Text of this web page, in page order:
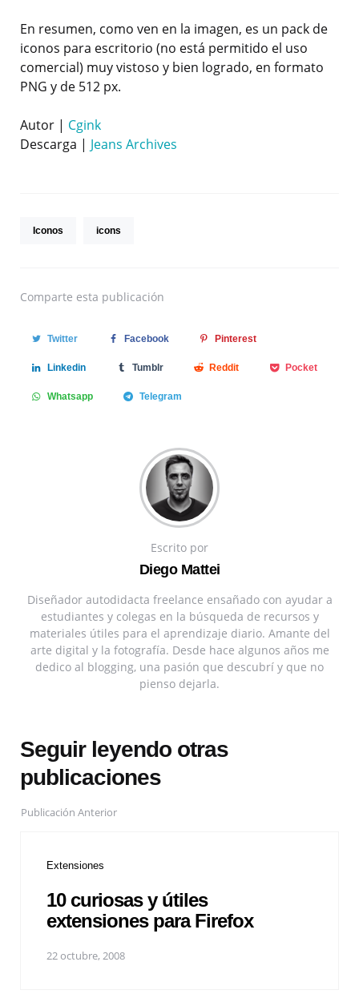
En resumen, como ven en la imagen, es un pack de
iconos para escritorio (no está permitido el uso
comercial) muy vistoso y bien logrado, en formato
PNG y de 512 px.
Autor | Cgink
Descarga | Jeans Archives
Iconos icons
Comparte esta publicación
Twitter Facebook Pinterest
Linkedin Tumblr Reddit Pocket
Whatsapp Telegram
Escrito por
Diego Mattei
Diseñador autodidacta freelance ensañado con ayudar a
estudiantes y colegas en la búsqueda de recursos y
materiales útiles para el aprendizaje diario. Amante del
arte digital y la fotografía. Desde hace algunos años me
dedico al blogging, una pasión que descubrí y que no
pienso dejarla.
Seguir leyendo otras
publicaciones
Publicación Anterior
Extensiones
10 curiosas y útiles
extensiones para Firefox
22 octubre, 2008